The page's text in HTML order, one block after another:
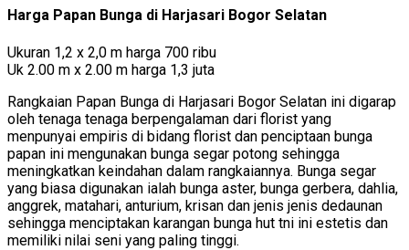
Harga Papan Bunga di Harjasari Bogor Selatan
Ukuran 1,2 x 2,0 m harga 700 ribu
Uk 2.00 m x 2.00 m harga 1,3 juta
Rangkaian Papan Bunga di Harjasari Bogor Selatan ini digarap
oleh tenaga tenaga berpengalaman dari florist yang
menpunyai empiris di bidang florist dan penciptaan bunga
papan ini mengunakan bunga segar potong sehingga
meningkatkan keindahan dalam rangkaiannya. Bunga segar
yang biasa digunakan ialah bunga aster, bunga gerbera, dahlia,
anggrek, matahari, anturium, krisan dan jenis jenis dedaunan
sehingga menciptakan karangan bunga hut tni ini estetis dan
memiliki nilai seni yang paling tinggi.